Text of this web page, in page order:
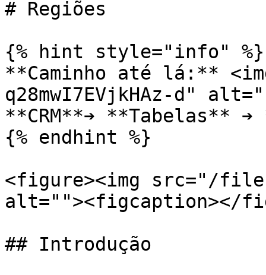
# Regiões
{% hint style="info" %}
**Caminho até lá:**
q28mwI7EVjkHAz-d"
**CRM**➔ **Tabelas**
{% endhint %}
<figure><img src="/
alt=""><figcaption></
## Introdução